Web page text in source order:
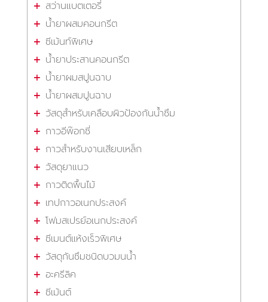
สว่านแบตเตอรี่
น้ำยาผสมคอนกรีต
ซีเม้นท์พิเศษ
น้ำยาประสานคอนกรีต
น้ำยาผมสปูนฉาบ
น้ำยาผสมปูนฉาบ
วัสดุสำหรับเคลือบผิวป้องกันน้ำซึม
กาวอีพ๊อกซี่
กาวสำหรับงานเสียบเหล็ก
วัสดุยาแนว
กาวติดพื้นไม้
เทปกาวอเนกประสงค์
โฟมสเปรย์อเนกประสงค์
ซีเมนต์แห้งเร็วพิเศษ
วัสดุกันซึมชนิดบวมนน้ำ
อะครีลิค
ซีเม้นต์